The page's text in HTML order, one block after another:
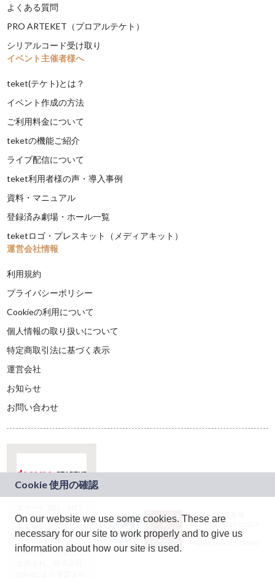
よくある質問
PRO ARTEKET（プロアルテケト）
シリアルコード受け取り
イベント主催者様へ
teket(テケト)とは？
イベント作成の方法
ご利用料金について
teketの機能ご紹介
ライブ配信について
teket利用者様の声・導入事例
資料・マニュアル
登録済み劇場・ホール一覧
teketロゴ・プレスキット（メディアキット）
運営会社情報
利用規約
プライバシーポリシー
Cookieの利用について
個人情報の取り扱いについて
特定商取引法に基づく表示
運営会社
お知らせ
お問い合わせ
ドコモグループの新
規事業創出プログラ
ム「docomo
STARTUP」を通じて
JASRAC許諾番号：
9024936001Y45037
JASRAC許諾番号：
On our website we use some cookies. These are
necessary for our site to work properly and to give us
information about how our site is used.